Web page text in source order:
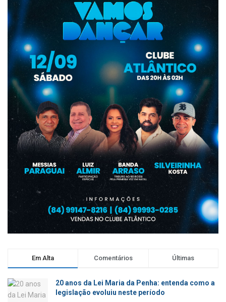
Em Alta Comentários Últimas
20 anos da Lei Maria da Penha: entenda como a
legislação evoluiu neste período